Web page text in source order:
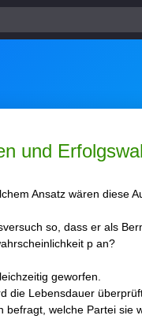
und
Ansatz wären diese
so, dass er als
p an?
geworfen.
die Lebensdauer
befragt, welche Partei sie